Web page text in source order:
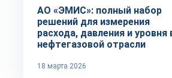
АО «ЭМИС»: полный набор
решений для измерения
расхода, давления и уровня
нефтегазовой отрасли
18 марта 2026